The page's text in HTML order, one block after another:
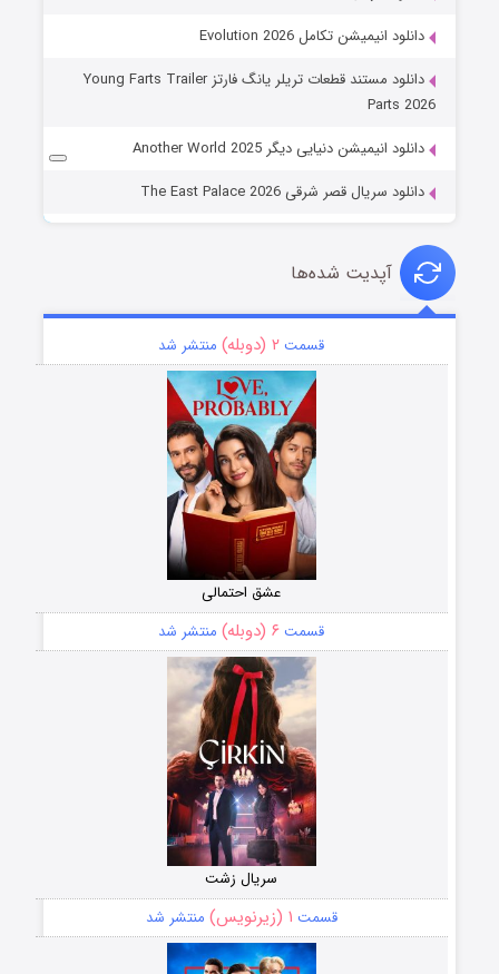
دانلود انیمیشن تکامل Evolution 2026
دانلود مستند قطعات تریلر یانگ فارتز Young Farts Trailer
Parts 2026
دانلود انیمیشن دنیایی دیگر Another World 2025
دانلود سریال قصر شرقی The East Palace 2026
آپدیت شده‌ها
قسمت ۲ (دوبله) منتشر شد
عشق احتمالی
قسمت ۶ (دوبله) منتشر شد
سریال زشت
قسمت ۱ (زیرنویس) منتشر شد